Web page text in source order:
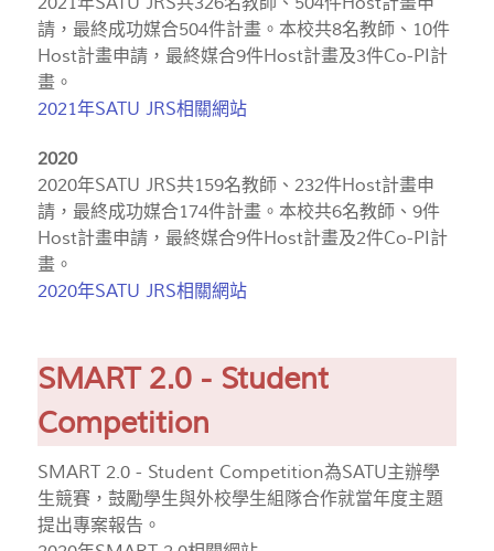
請，最終成功媒合504件計畫。本校共8名教師、10件
Host計畫申請，最終媒合9件Host計畫及3件Co-PI計
畫。
2021年SATU JRS相關網站
2020
2020年SATU JRS共159名教師、232件Host計畫申
請，最終成功媒合174件計畫。本校共6名教師、9件
Host計畫申請，最終媒合9件Host計畫及2件Co-PI計
畫。
2020年SATU JRS相關網站
SMART 2.0 - Student
Competition
SMART 2.0 - Student Competition為SATU主辦學
生競賽，鼓勵學生與外校學生組隊合作就當年度主題
提出專案報告。